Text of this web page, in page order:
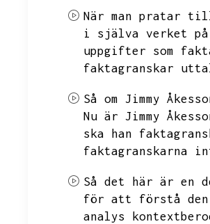
När man pratar till
i själva verket på
uppgifter som
faktagranskar
Så om Jimmy
Nu är Jimmy
ska han
faktagranskarna
Så det här är en
för att förstå den
analys